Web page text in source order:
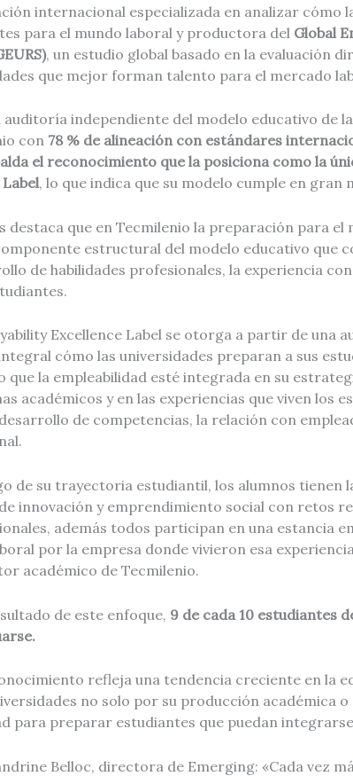
internacional especializada en analizar cómo
para el mundo laboral y productora del Global
, un estudio global basado en la evaluación
que mejor forman talento para el mercado
auditoría independiente del modelo educativo de
con 78 % de alineación con estándares
el reconocimiento que la posiciona como la
, lo que indica que su modelo cumple en gran
destaca que en Tecmilenio la preparación para el
estructural del modelo educativo que
de habilidades profesionales, la experiencia
Excellence Label se otorga a partir de una
cómo las universidades preparan a sus
que la empleabilidad esté integrada en su
académicos y en las experiencias que viven los
de competencias, la relación con
de su trayectoria estudiantil, los alumnos
innovación y emprendimiento social con retos
además todos participan en una estancia
por la empresa donde vivieron esa
académico de Tecmilenio.
de este enfoque, 9 de cada 10 estudiantes
refleja una tendencia creciente en la
no solo por su producción académica
para preparar estudiantes que puedan
Belloc, directora de Emerging: «Cada vez